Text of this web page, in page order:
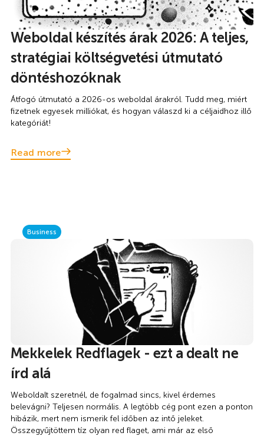
Weboldal készítés árak 2026: A teljes,
stratégiai költségvetési útmutató
döntéshozóknak
Átfogó útmutató a 2026-os weboldal árakról. Tudd meg, miért
fizetnek egyesek milliókat, és hogyan válaszd ki a céljaidhoz illő
kategóriát!
Read more
Business
Mekkelek Redflagek - ezt a dealt ne
írd alá
Weboldalt szeretnél, de fogalmad sincs, kivel érdemes
belevágni? Teljesen normális. A legtöbb cég pont ezen a ponton
hibázik, mert nem ismerik fel időben az intő jeleket.
Összegyűjtöttem tíz olyan red flaget, ami már az első